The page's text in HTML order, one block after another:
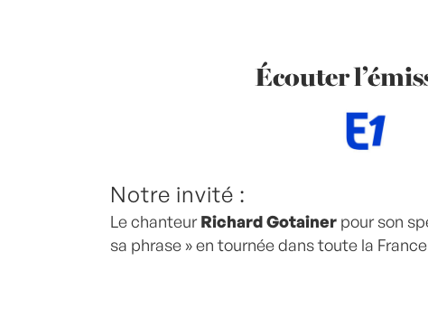
Écouter
Notre invité :
Le chanteur Richard Gotainer pour son
sa phrase » en tournée dans toute la